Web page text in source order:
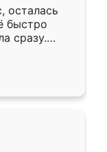
осталась
быстро
сразу.
к
Собрали
даже